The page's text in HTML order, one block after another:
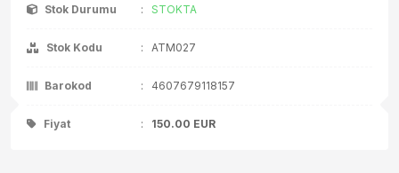
Stok Durumu : STOKTA
Stok Kodu : ATM027
Barokod : 4607679118157
Fiyat : 150.00 EUR